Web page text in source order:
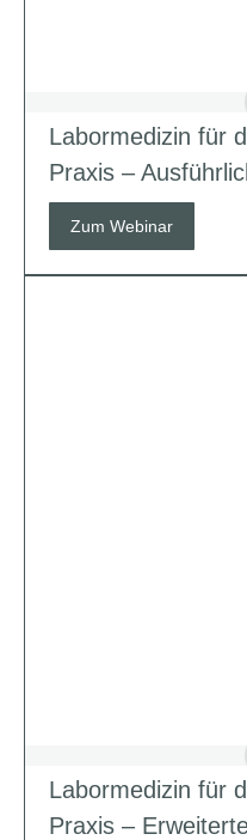
Labormedizin für
Praxis –
Zum Webinar
Labormedizin für
Praxis –